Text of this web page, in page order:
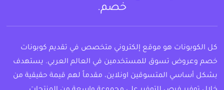
خصم.
كل الكوبونات هو موقع إلكتروني متخصص في تقديم كوبونات
خصم وعروض تسوق للمستخدمين في العالم العربي. يستهدف
بشكل أساسي المتسوقين اونلاين، مقدماً لهم قيمة حقيقية من